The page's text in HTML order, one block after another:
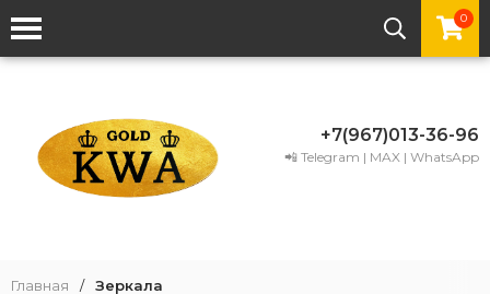
0
+7(967)013-36-96
📲 Telegram | MAX | WhatsApp
Главная / Зеркала